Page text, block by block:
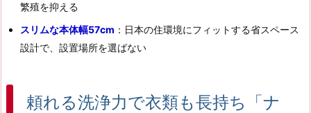
繁殖を抑える
スリムな本体幅57cm ：日本の住環境にフィットする省スペース
設計で、設置場所を選ばない
頼れる洗浄力で衣類も長持ち「ナ